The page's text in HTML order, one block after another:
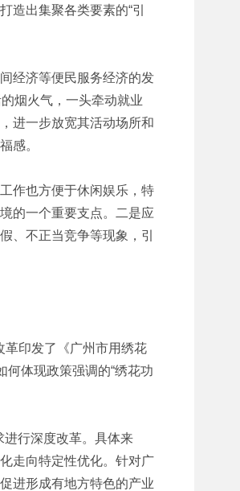
造出集聚各类要素的“引
经济等便民服务经济的发
烟火气，一头牵动就业
进一步放宽其活动场所和
感。
作也方便于休闲娱乐，特
的一个重要支点。二是应
、不正当竞争等现象，引
革印发了《广州市用绣花
何体现政策强调的“绣花功
行深度改革。具体来
走向特定性优化。针对广
进形成有地方特色的产业